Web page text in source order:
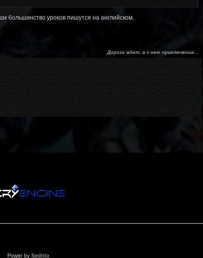
большинство уроков пишутся на английском.
Дорога ждет, а с нею приключение...
Power by Seditio